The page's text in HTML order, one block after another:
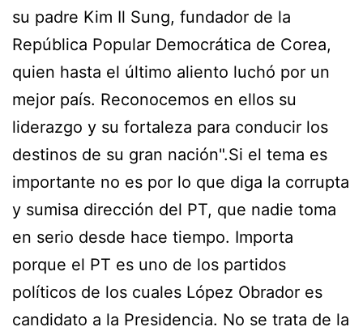
su padre Kim Il Sung, fundador de la
República Popular Democrática de Corea,
quien hasta el último aliento luchó por un
mejor país. Reconocemos en ellos su
liderazgo y su fortaleza para conducir los
destinos de su gran nación".Si el tema es
importante no es por lo que diga la corrupta
y sumisa dirección del PT, que nadie toma
en serio desde hace tiempo. Importa
porque el PT es uno de los partidos
políticos de los cuales López Obrador es
candidato a la Presidencia. No se trata de la